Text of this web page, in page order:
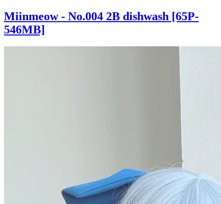
Miinmeow - No.004 2B dishwash [65P-
546MB]